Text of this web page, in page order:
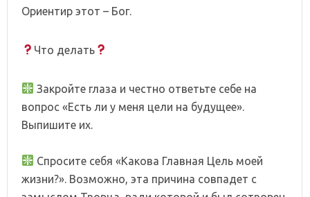
Ориентир этот – Бог.
Что делать
Закройте глаза и честно ответьте себе на
вопрос «Есть ли у меня цели на будущее».
Выпишите их.
Спросите себя «Какова Главная Цель моей
жизни?». Возможно, эта причина совпадет с